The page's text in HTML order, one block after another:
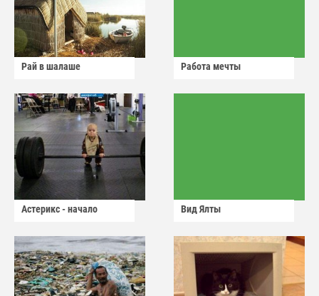
Рай в шалаше Работа мечты
Астерикс - начало Вид Ялты